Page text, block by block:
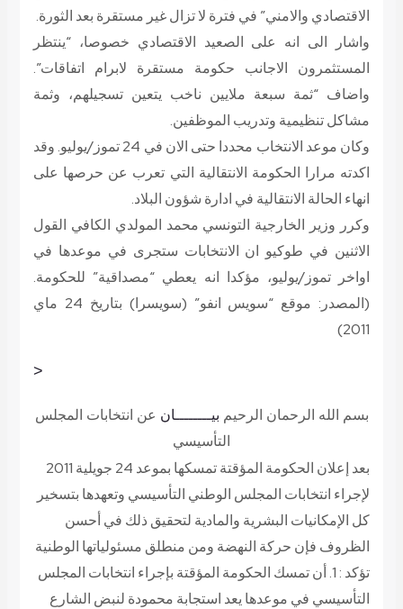
الاقتصادي والامني” في فترة لا تزال غير مستقرة بعد الثورة.
واشار الى انه على الصعيد الاقتصادي خصوصا، “ينتظر
المستثمرون الاجانب حكومة مستقرة لابرام اتفاقات”.
واضاف “ثمة سبعة ملايين ناخب يتعين تسجيلهم، وثمة
مشاكل تنظيمية وتدريب الموظفين.
وكان موعد الانتخاب محددا حتى الان في 24 تموز/يوليو. وقد
اكدته مرارا الحكومة الانتقالية التي تعرب عن حرصها على
انهاء الحالة الانتقالية في ادارة شؤون البلاد.
وكرر وزير الخارجية التونسي محمد المولدي الكافي القول
الاثنين في طوكيو ان الانتخابات ستجرى في موعدها في
اواخر تموز/يوليو، مؤكدا انه يعطي “مصداقية” للحكومة.
(المصدر: موقع “سويس انفو” (سويسرا) بتاريخ 24 ماي
2011)
<
بسم الله الرحمان الرحيم بيــــــــان عن انتخابات المجلس
التأسيسي
بعد إعلان الحكومة المؤقتة تمسكها بموعد 24 جويلية 2011
لإجراء انتخابات المجلس الوطني التأسيسي وتعهدها بتسخير
كل الإمكانيات البشرية والمادية لتحقيق ذلك في أحسن
الظروف فإن حركة النهضة ومن منطلق مسئولياتها الوطنية
تؤكد : 1. أن تمسك الحكومة المؤقتة بإجراء انتخابات المجلس
التأسيسي في موعدها يعد استجابة محمودة لنبض الشارع